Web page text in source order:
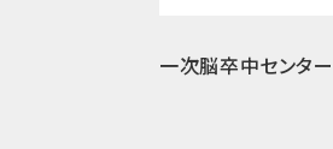
一次脳卒中センタ